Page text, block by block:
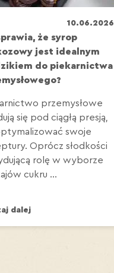
10.06.2026
że syrop
jest idealnym
do piekarnictwa
przemysłowe
się pod ciągłą presją,
swoje
Oprócz słodkości
rolę w wyborze
cukru ...
dalej